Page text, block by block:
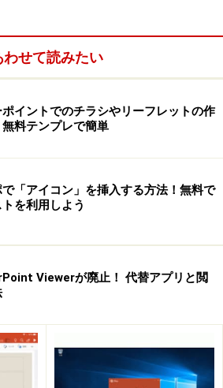
字幕」機能を使う前準備
を使うには、あらかじめパソコン
きます。ノートパソコンであれば
蔵されているものが多いですが、
を使うときはUSBケーブルで接続
きるかどうかは、画面下部のタス
量ボタンを右クリックし、表示さ
ウンドの設定を開く」をクリック
わせて読みたい
イントでのチラシやリーフレットの作
無料テンプレで簡単
「アイコン」を挿入する方法！無料で
を利用しよう
Viewerが廃止！ 代替アプリと閲